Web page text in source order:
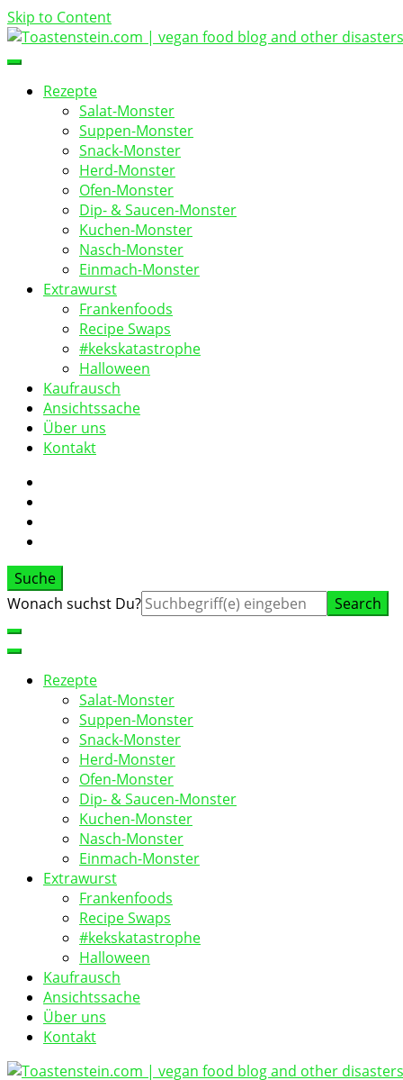
Skip to Content
Toastenstein.com
vegan food blog
Rezepte
Salat-Monster
Suppen-Monster
Snack-Monster
Herd-Monster
Ofen-Monster
Dip- & Saucen-Monster
Kuchen-Monster
Nasch-Monster
Einmach-Monster
Extrawurst
Frankenfoods
Recipe Swaps
#kekskatastrophe
Halloween
Kaufrausch
Ansichtssache
Über uns
Kontakt
Suche
Suche
Wonach suchst Du?
Rezepte
Salat-Monster
Suppen-Monster
Snack-Monster
Herd-Monster
Ofen-Monster
Dip- & Saucen-Monster
Kuchen-Monster
Nasch-Monster
Einmach-Monster
Extrawurst
Frankenfoods
Recipe Swaps
#kekskatastrophe
Halloween
Kaufrausch
Ansichtssache
Über uns
Kontakt